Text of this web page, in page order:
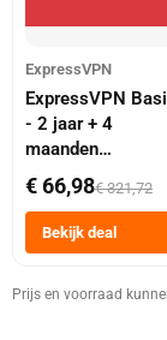
ExpressVPN
ExpressVPN
- 2 jaar + 4
maanden
abonnement
€ 66,98€ 321,72
Bekijk deal
Prijs en voorraad